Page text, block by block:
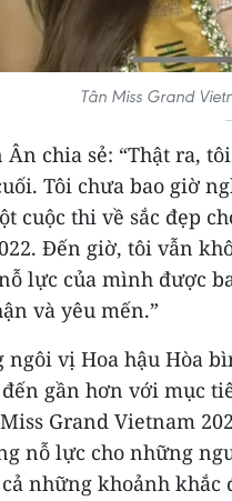
Tân Miss Grand
chia sẻ: “Thật ra,
Tôi chưa bao giờ
cuộc thi về sắc đẹp
Đến giờ, tôi vẫn
lực của mình được
và yêu mến.”
ngôi vị Hoa hậu Hòa
gần hơn với mục
Grand Vietnam
nỗ lực cho những
những khoảnh khắc